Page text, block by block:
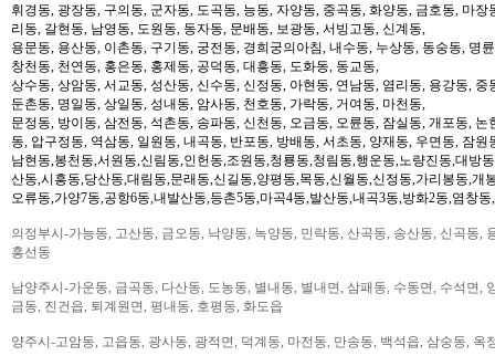
휘경동, 광장동, 구의동, 군자동, 도곡동, 능동, 자양동, 중곡동, 화양동, 금호동, 마
리동, 갈현동, 남영동, 도원동, 동자동, 문배동, 보광동, 서빙고동, 신계동,
용문동, 용산동, 이촌동, 구기동, 궁전동, 경희궁의아침, 내수동, 누상동, 동숭동, 명
창천동, 천연동, 홍은동, 홍제동, 공덕동, 대흥동, 도화동, 동교동,
상수동, 상암동, 서교동, 성산동, 신수동, 신정동, 아현동, 연남동, 염리동, 용강동,
둔촌동, 명일동, 상일동, 성내동, 암사동, 천호동, 가락동, 거여동, 마천동,
문정동, 방이동, 삼전동, 석촌동, 송파동, 신천동, 오금동, 오륜동, 잠실동, 개포동,
동, 압구정동, 역삼동, 일원동, 내곡동, 반포동, 방배동, 서초동, 양재동, 우면동, 잠원
남현동,봉천동,서원동,신림동,인헌동,조원동,청룡동,청림동,행운동,노량진동,대방
산동,시흥동,당산동,대림동,문래동,신길동,양평동,목동,신월동,신정동,가리봉동,개
오류동,가양7동,공항6동,내발산동,등촌5동,마곡4동,발산동,내곡3동,방화2동,염창동
의정부시-가능동, 고산동, 금오동, 낙양동, 녹양동, 민락동, 산곡동, 송산동, 신곡동,
흥선동
남양주시-가운동, 금곡동, 다산동, 도농동, 별내동, 별내면, 삼패동, 수동면, 수석면,
금동, 진건읍, 퇴계원면, 평내동, 호평동, 화도읍
양주시-고암동, 고읍동, 광사동, 광적면, 덕계동, 마전동, 만송동, 백석읍, 삼숭동, 옥